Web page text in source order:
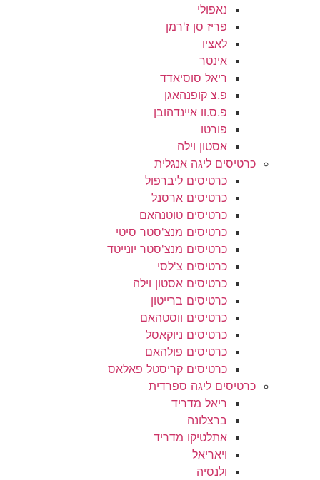
נאפולי
פריז סן ז'רמן
לאציו
אינטר
ריאל סוסיאדד
פ.צ קופנהאגן
פ.ס.וו איינדהובן
פורטו
אסטון וילה
כרטיסים ליגה אנגלית
כרטיסים ליברפול
כרטיסים ארסנל
כרטיסים טוטנהאם
כרטיסים מנצ'סטר סיטי
כרטיסים מנצ'סטר יונייטד
כרטיסים צ'לסי
כרטיסים אסטון וילה
כרטיסים ברייטון
כרטיסים ווסטהאם
כרטיסים ניוקאסל
כרטיסים פולהאם
כרטיסים קריסטל פאלאס
כרטיסים ליגה ספרדית
ריאל מדריד
ברצלונה
אתלטיקו מדריד
ויאריאל
ולנסיה